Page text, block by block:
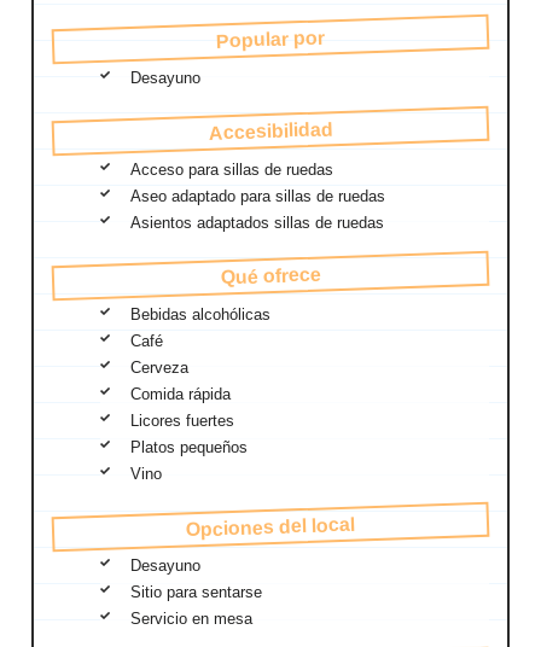
Popular por
Desayuno
Accesibilidad
Acceso para sillas de ruedas
Aseo adaptado para sillas de ruedas
Asientos adaptados sillas de ruedas
Qué ofrece
Bebidas alcohólicas
Café
Cerveza
Comida rápida
Licores fuertes
Platos pequeños
Vino
Opciones del local
Desayuno
Sitio para sentarse
Servicio en mesa